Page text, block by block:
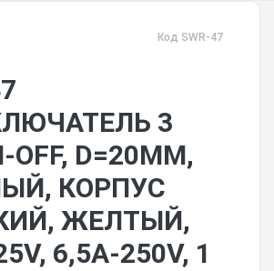
Код SWR-47
3
OFF, D=20ММ,
КОРПУС
ЖЕЛТЫЙ,
6,5A-250V, 1